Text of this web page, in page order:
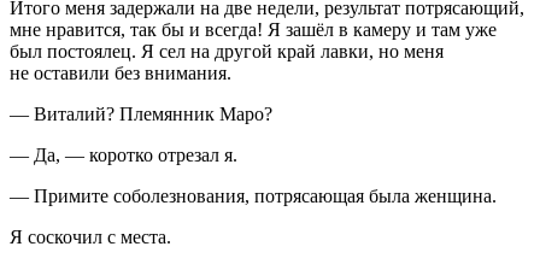
Итого меня задержали на две недели, результат потрясающий,
мне нравится, так бы и всегда! Я зашёл в камеру и там уже
был постоялец. Я сел на другой край лавки, но меня
не оставили без внимания.
— Виталий? Племянник Маро?
— Да, — коротко отрезал я.
— Примите соболезнования, потрясающая была женщина.
Я соскочил с места.